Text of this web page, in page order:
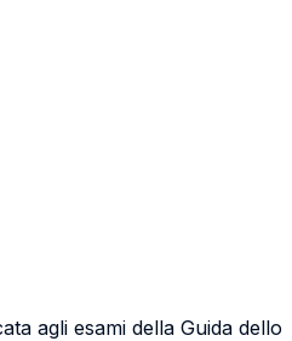
agli esami della Guida dello